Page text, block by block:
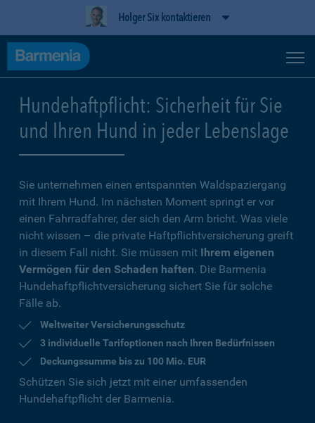
Holger Six kontaktieren
Hundehaftpflicht: Sicherheit für Sie
und Ihren Hund in jeder Lebenslage
Sie unternehmen einen entspannten Waldspaziergang
mit Ihrem Hund. Im nächsten Moment springt er vor
einen Fahrradfahrer, der sich den Arm bricht. Was viele
nicht wissen – die private Haftpflichtversicherung greift
in diesem Fall nicht. Sie müssen mit Ihrem eigenen
Vermögen für den Schaden haften. Die Barmenia
Hundehaftpflichtversicherung sichert Sie für solche
Fälle ab.
Weltweiter Versicherungsschutz
3 individuelle Tarifoptionen nach Ihren Bedürfnissen
Deckungssumme bis zu 100 Mio. EUR
Schützen Sie sich jetzt mit einer umfassenden
Hundehaftpflicht der Barmenia.